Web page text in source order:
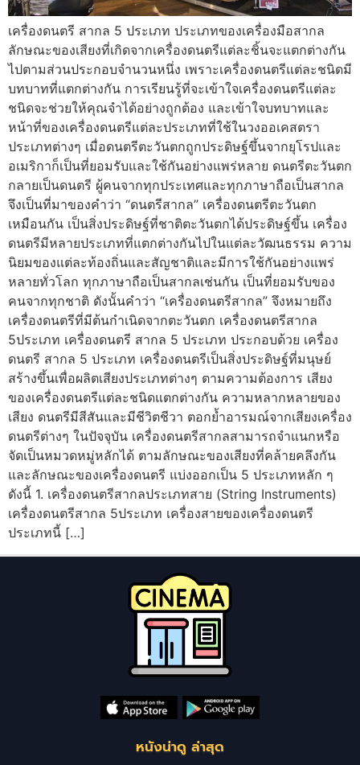
เครื่องดนตรี สากล 5 ประเภท ประเภทของเครื่องมือสากล
ลักษณะของเสียงที่เกิดจากเครื่องดนตรีแต่ละชิ้นจะแตกต่างกัน
ไปตามส่วนประกอบจำนวนหนึ่ง เพราะเครื่องดนตรีแต่ละชนิดมี
บทบาทที่แตกต่างกัน การเรียนรู้ที่จะเข้าใจเครื่องดนตรีแต่ละ
ชนิดจะช่วยให้คุณจำได้อย่างถูกต้อง และเข้าใจบทบาทและ
หน้าที่ของเครื่องดนตรีแต่ละประเภทที่ใช้ในวงออเคสตรา
ประเภทต่างๆ เมื่อดนตรีตะวันตกถูกประดิษฐ์ขึ้นจากยุโรปและ
อเมริกาก็เป็นที่ยอมรับและใช้กันอย่างแพร่หลาย ดนตรีตะวันตก
กลายเป็นดนตรี ผู้คนจากทุกประเทศและทุกภาษาถือเป็นสากล
จึงเป็นที่มาของคำว่า “ดนตรีสากล” เครื่องดนตรีตะวันตก
เหมือนกัน เป็นสิ่งประดิษฐ์ที่ชาติตะวันตกได้ประดิษฐ์ขึ้น เครื่อง
ดนตรีมีหลายประเภทที่แตกต่างกันไปในแต่ละวัฒนธรรม ความ
นิยมของแต่ละท้องถิ่นและสัญชาติและมีการใช้กันอย่างแพร่
หลายทั่วโลก ทุกภาษาถือเป็นสากลเช่นกัน เป็นที่ยอมรับของ
คนจากทุกชาติ ดังนั้นคำว่า “เครื่องดนตรีสากล” จึงหมายถึง
เครื่องดนตรีที่มีต้นกำเนิดจากตะวันตก เครื่องดนตรีสากล
5ประเภท เครื่องดนตรี สากล 5 ประเภท ประกอบด้วย เครื่อง
ดนตรี สากล 5 ประเภท เครื่องดนตรีเป็นสิ่งประดิษฐ์ที่มนุษย์
สร้างขึ้นเพื่อผลิตเสียงประเภทต่างๆ ตามความต้องการ เสียง
ของเครื่องดนตรีแต่ละชนิดแตกต่างกัน ความหลากหลายของ
เสียง ดนตรีมีสีสันและมีชีวิตชีวา ตอกย้ำอารมณ์จากเสียงเครื่อง
ดนตรีต่างๆ ในปัจจุบัน เครื่องดนตรีสากลสามารถจำแนกหรือ
จัดเป็นหมวดหมู่หลักได้ ตามลักษณะของเสียงที่คล้ายคลึงกัน
และลักษณะของเครื่องดนตรี แบ่งออกเป็น 5 ประเภทหลัก ๆ
ดังนี้ 1. เครื่องดนตรีสากลประเภทสาย (String Instruments)
เครื่องดนตรีสากล 5ประเภท เครื่องสายของเครื่องดนตรี
ประเภทนี้ […]
หนังน่าดู ล่าสุด